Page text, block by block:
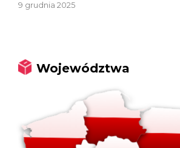
9 grudnia 2025
Województwa